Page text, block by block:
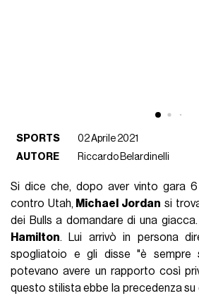
SPORTS
02 Aprile 2021
AUTORE
Riccardo Belardinelli
Si dice che, dopo aver vinto gara
contro Utah, Michael Jordan si
dei Bulls a domandare di una
Hamilton. Lui arrivò in persona
spogliatoio e gli disse "è sempre
potevano avere un rapporto così
questo stilista ebbe la precedenza su